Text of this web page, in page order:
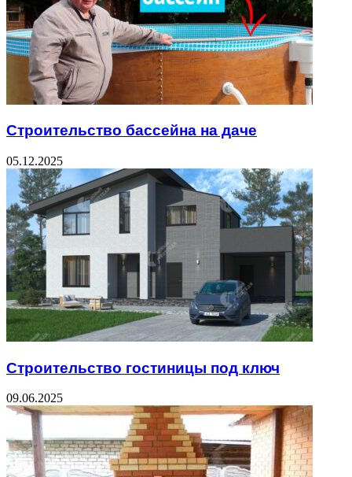
Строительство бассейна на даче
05.12.2025
Строительство гостиницы под ключ
09.06.2025